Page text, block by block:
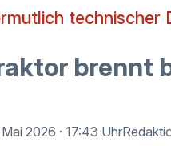
technischer
brennt
2026 · 17:43 Uhr